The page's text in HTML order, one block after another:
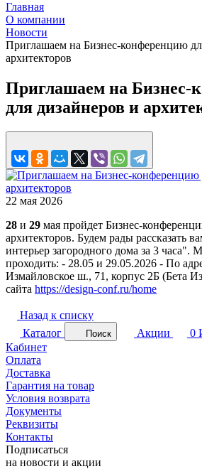
Главная
О компании
Новости
Приглашаем на Бизнес-конференцию
архитекторов
Приглашаем на Бизнес-
для дизайнеров и
22 мая 2026
28 и 29 мая пройдет Бизнес-
архитекторов. Будем рады рассказать
интерьер загородного дома за 3 часа".
проходить: - 28.05 и 29.05.2026 - По
Измайловское ш., 71, корпус 2Б (Бета
сайта https://design-conf.ru/home
Назад к списку
Каталог
Поиск Акции 0
Кабинет
Оплата
Доставка
Гарантия на товар
Условия возврата
Документы
Реквизиты
Контакты
Подписаться
на новости и акции